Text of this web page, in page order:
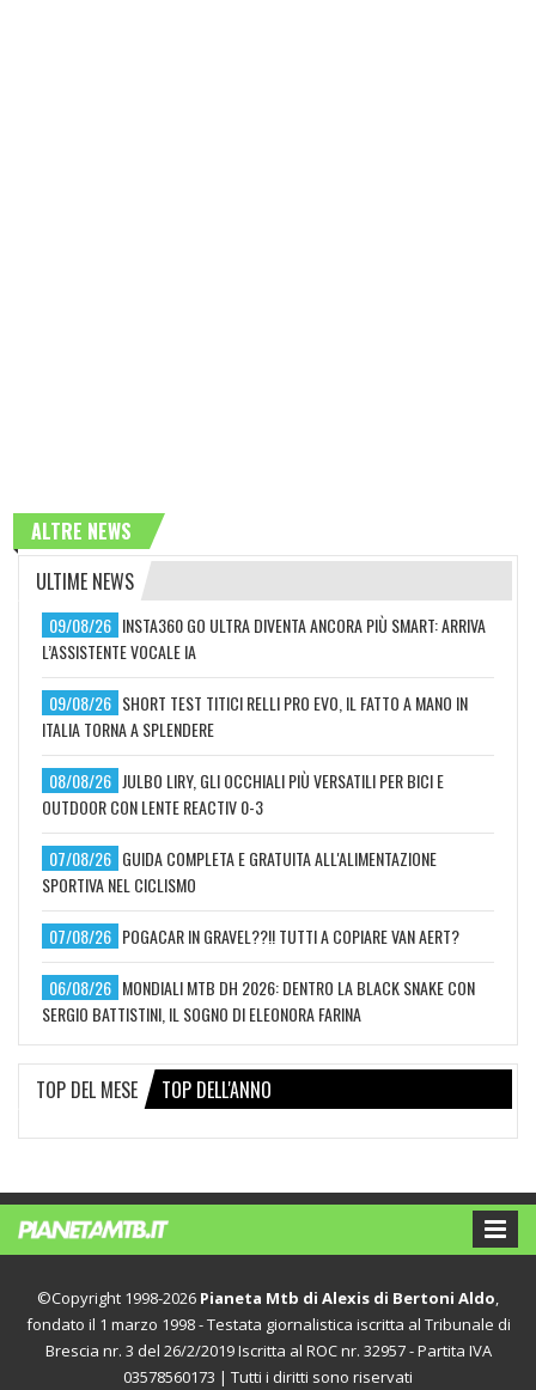
ALTRE NEWS
ULTIME NEWS
09/08/26 INSTA360 GO ULTRA DIVENTA ANCORA PIÙ SMART: ARRIVA
L’ASSISTENTE VOCALE IA
09/08/26 SHORT TEST TITICI RELLI PRO EVO, IL FATTO A MANO IN
ITALIA TORNA A SPLENDERE
08/08/26 JULBO LIRY, GLI OCCHIALI PIÙ VERSATILI PER BICI E
OUTDOOR CON LENTE REACTIV 0-3
07/08/26 GUIDA COMPLETA E GRATUITA ALL'ALIMENTAZIONE
SPORTIVA NEL CICLISMO
07/08/26 POGACAR IN GRAVEL??!! TUTTI A COPIARE VAN AERT?
06/08/26 MONDIALI MTB DH 2026: DENTRO LA BLACK SNAKE CON
SERGIO BATTISTINI, IL SOGNO DI ELEONORA FARINA
TOP DEL MESE TOP DELL'ANNO
©Copyright 1998-2026 Pianeta Mtb di Alexis di Bertoni Aldo,
fondato il 1 marzo 1998 - Testata giornalistica iscritta al Tribunale di
Brescia nr. 3 del 26/2/2019 Iscritta al ROC nr. 32957 - Partita IVA
03578560173 | Tutti i diritti sono riservati